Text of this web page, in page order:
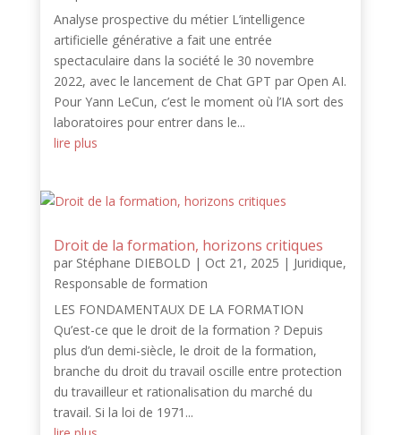
Analyse prospective du métier L’intelligence
artificielle générative a fait une entrée
spectaculaire dans la société le 30 novembre
2022, avec le lancement de Chat GPT par Open AI.
Pour Yann LeCun, c’est le moment où l’IA sort des
laboratoires pour entrer dans le...
lire plus
Droit de la formation, horizons critiques
par Stéphane DIEBOLD | Oct 21, 2025 | Juridique,
Responsable de formation
LES FONDAMENTAUX DE LA FORMATION
Qu’est-ce que le droit de la formation ? Depuis
plus d’un demi-siècle, le droit de la formation,
branche du droit du travail oscille entre protection
du travailleur et rationalisation du marché du
travail. Si la loi de 1971...